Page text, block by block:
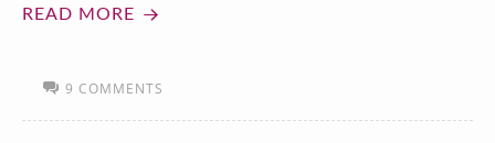
READ MORE
9 COMMENTS